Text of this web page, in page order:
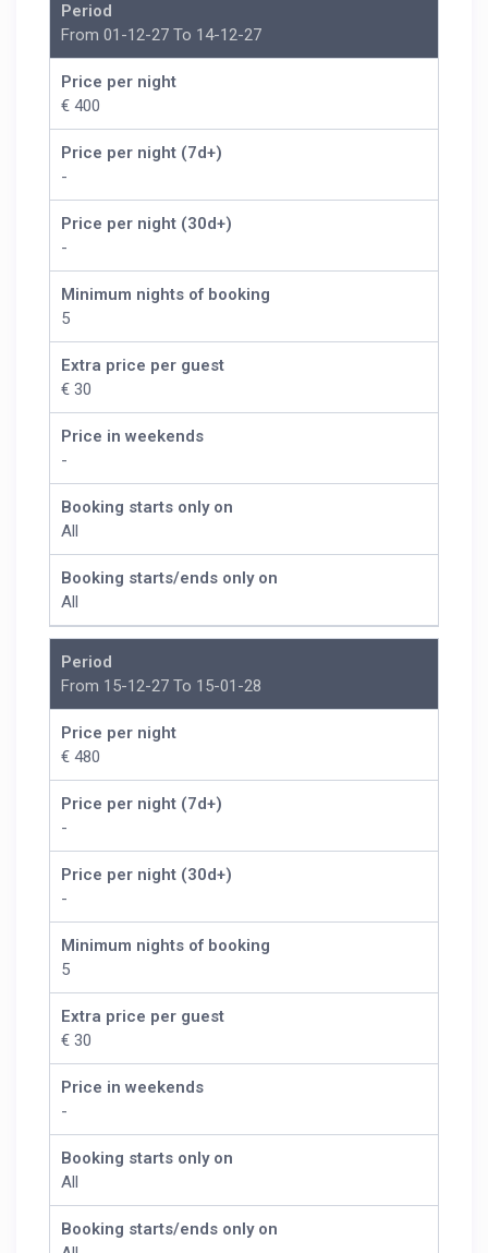
Period
From 01-12-27 To 14-12-27
Price per night
€ 400
Price per night (7d+)
-
Price per night (30d+)
-
Minimum nights of booking
5
Extra price per guest
€ 30
Price in weekends
-
Booking starts only on
All
Booking starts/ends only on
All
Period
From 15-12-27 To 15-01-28
Price per night
€ 480
Price per night (7d+)
-
Price per night (30d+)
-
Minimum nights of booking
5
Extra price per guest
€ 30
Price in weekends
-
Booking starts only on
All
Booking starts/ends only on